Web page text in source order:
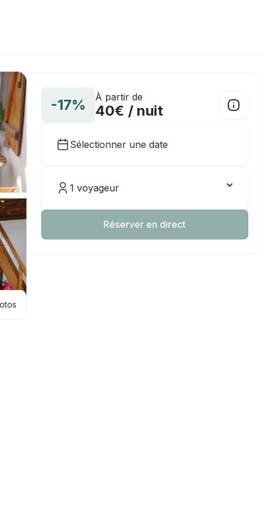
-17% À partir de
40€ / nuit
Sélectionner une date
1 voyageur
Réserver en direct